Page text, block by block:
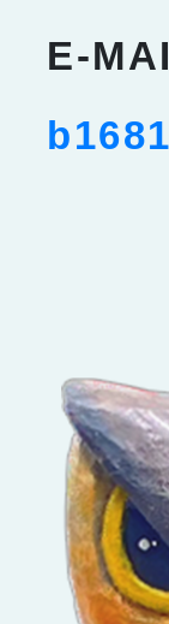
E-